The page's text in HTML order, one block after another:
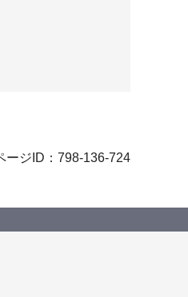
ージID：798-136-724